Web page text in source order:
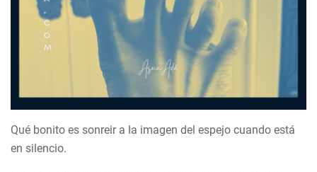
Qué bonito es sonreir a la imagen del espejo cuando está
en silencio.